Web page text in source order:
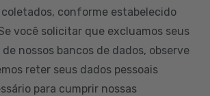
conforme estabelecido
você solicitar que excluamos seus
nossos bancos de dados, observe
reter seus dados pessoais
para cumprir nossas